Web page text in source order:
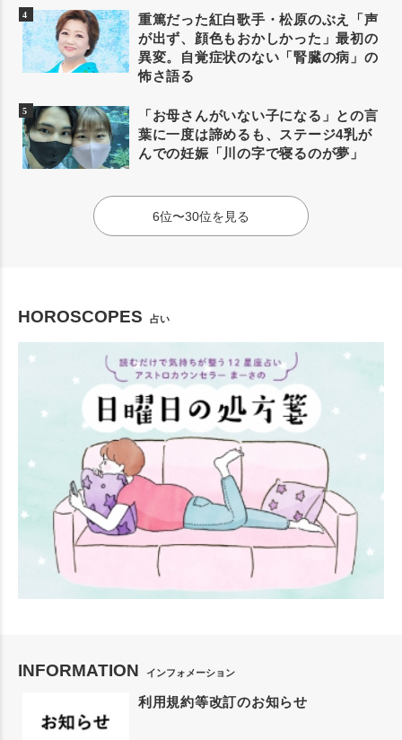
重篤だった紅白歌手・松原のぶえ「声
が出ず、顔色もおかしかった」最初の
異変。自覚症状のない「腎臓の病」の
怖さ語る
「お母さんがいない子になる」との言
葉に一度は諦めるも、ステージ4乳が
んでの妊娠「川の字で寝るのが夢」
6位〜30位を見る
HOROSCOPES 占い
INFORMATION インフォメーション
利用規約等改訂のお知らせ